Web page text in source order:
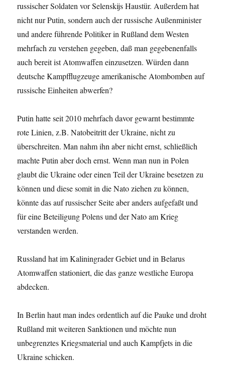
russischer Soldaten vor Selenskijs Haustür. Außerdem hat
nicht nur Putin, sondern auch der russische Außenminister
und andere führende Politiker in Rußland dem Westen
mehrfach zu verstehen gegeben, daß man gegebenenfalls
auch bereit ist Atomwaffen einzusetzen. Würden dann
deutsche Kampfflugzeuge amerikanische Atombomben auf
russische Einheiten abwerfen?
Putin hatte seit 2010 mehrfach davor gewarnt bestimmte
rote Linien, z.B. Natobeitritt der Ukraine, nicht zu
überschreiten. Man nahm ihn aber nicht ernst, schließlich
machte Putin aber doch ernst. Wenn man nun in Polen
glaubt die Ukraine oder einen Teil der Ukraine besetzen zu
können und diese somit in die Nato ziehen zu können,
könnte das auf russischer Seite aber anders aufgefaßt und
für eine Beteiligung Polens und der Nato am Krieg
verstanden werden.
Russland hat im Kaliningrader Gebiet und in Belarus
Atomwaffen stationiert, die das ganze westliche Europa
abdecken.
In Berlin haut man indes ordentlich auf die Pauke und droht
Rußland mit weiteren Sanktionen und möchte nun
unbegrenztes Kriegsmaterial und auch Kampfjets in die
Ukraine schicken.